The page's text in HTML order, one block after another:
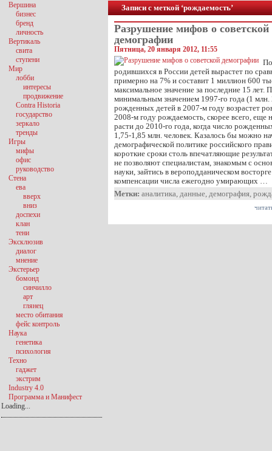
Записи с меткой ‘рождаемость’
Разрушение мифов о советской
демографии
Пятница, 20 января 2012, 11:55
родившихся в России детей вырастет по
примерно на 7% и составит 1 миллион 600
максимальное значение за последние 15 лет.
минимальным значением 1997-го года (1 млн.
рожденных детей в 2007-м году возрастет
2008-м году рождаемость, скорее всего, еще
расти до 2010-го года, когда число
1,75-1,85 млн. человек. Казалось бы можно
демографической политике российского
короткие сроки столь впечатляющие
не позволяют специалистам, знакомым с
науки, зайтись в вероподданическом
компенсации числа ежегодно умирающих …
Метки: аналитика, данные, демография,
Вершина
бизнес
бренд
личность
Вертикаль
свита
ступени
Мир
лобби
интересы
продвижение
Contra Historia
государство
зеркало
тренды
Игры
мифы
офис
руководство
Стена
ева
вверх
вниз
доспехи
клан
тени
Эксклюзив
диалог
мнение
Экстерьер
бомонд
синчилло
арт
глянец
место обитания
фейс контроль
Наука
генетика
психология
Техно
гаджет
экстрим
Industry 4.0
Программа и Манифест
Loading...